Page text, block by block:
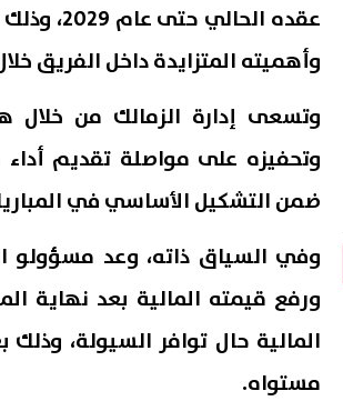
عقده
وأهميته المتزايدة داخل الفريق
وتسعى إدارة الزمالك من خلال
وتحفيزه على مواصلة تقديم
ضمن التشكيل الأساسي في
وفي السياق ذاته، وعد مسؤولو
ورفع قيمته المالية بعد نهاية
المالية حال توافر السيولة،
مستواه.